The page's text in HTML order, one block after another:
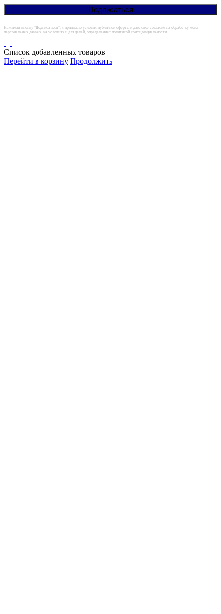
Нажимая кнопку "Подписаться", я принимаю условия публичной оферты и даю своё согласие на обработку моих
персональных данных, на условиях и для целей, определенных политикой конфиденциальности.
Список добавленных товаров
Перейти в корзину Продолжить